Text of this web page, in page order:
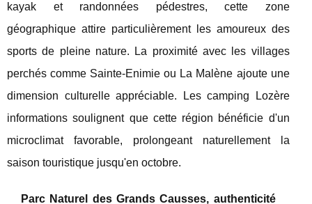
kayak et randonnées pédestres, cette zone
géographique attire particulièrement les amoureux des
sports de pleine nature. La proximité avec les villages
perchés comme Sainte-Enimie ou La Malène ajoute une
dimension culturelle appréciable. Les camping Lozère
informations soulignent que cette région bénéficie d'un
microclimat favorable, prolongeant naturellement la
saison touristique jusqu'en octobre.
Parc Naturel des Grands Causses, authenticité